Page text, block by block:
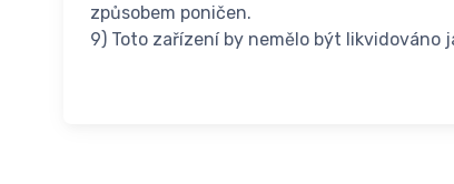
způsobem poničen.
9) Toto zařízení by nemělo být likvidováno